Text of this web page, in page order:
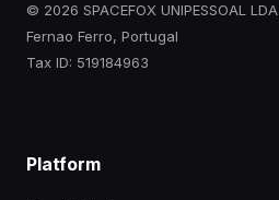
© 2026 SPACEFOX UNIPESSOAL LDA
Fernao Ferro, Portugal
Tax ID: 519184963
Platform